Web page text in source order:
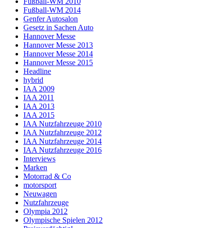
Fußball-WM 2014
Genfer Autosalon
Gesetz in Sachen Auto
Hannover Messe
Hannover Messe 2013
Hannover Messe 2014
Hannover Messe 2015
Headline
hybrid
IAA 2009
IAA 2011
IAA 2013
IAA 2015
IAA Nutzfahrzeuge 2010
IAA Nutzfahrzeuge 2012
IAA Nutzfahrzeuge 2014
IAA Nutzfahrzeuge 2016
Interviews
Marken
Motorrad & Co
motorsport
Neuwagen
Nutzfahrzeuge
Olympia 2012
Olympische Spielen 2012